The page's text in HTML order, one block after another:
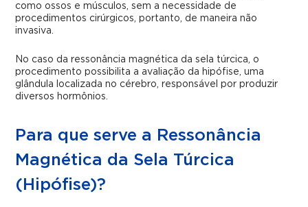
como ossos e músculos, sem a necessidade de
procedimentos cirúrgicos, portanto, de maneira não
invasiva.
No caso da ressonância magnética da sela túrcica, o
procedimento possibilita a avaliação da hipófise, uma
glândula localizada no cérebro, responsável por produzir
diversos hormônios.
Para que serve a Ressonância
Magnética da Sela Túrcica
(Hipófise)?